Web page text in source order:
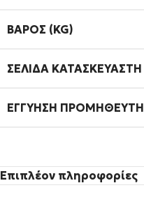
ΒΆΡΟΣ (KG)
ΣΕΛΊΔΑ ΚΑΤΑΣΚΕΥΑΣΤΉ
ΕΓΓΎΗΣΗ ΠΡΟΜΗΘΕΥΤΉ
Επιπλέον πληροφορίες